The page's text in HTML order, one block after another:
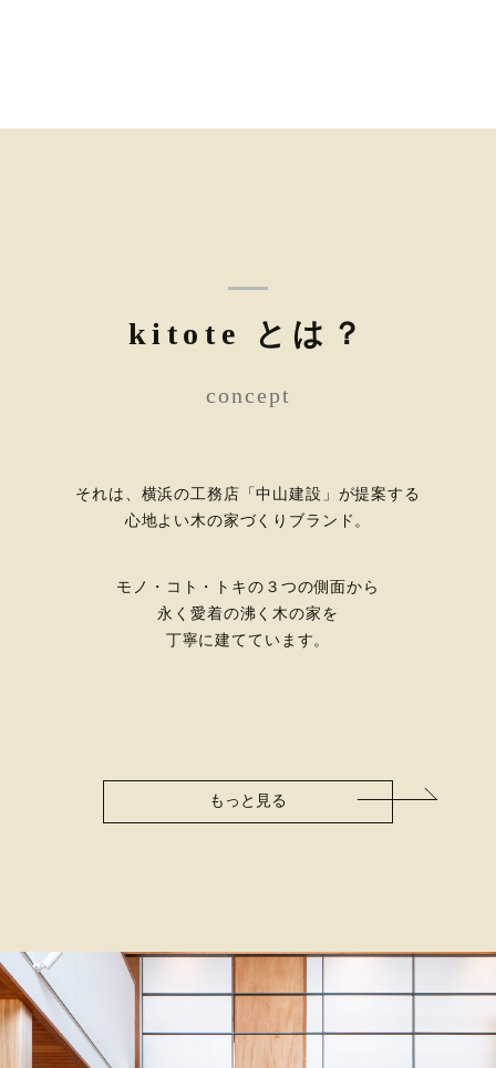
kitote とは？
concept
それは、横浜の工務店「中山建設」が提案する
心地よい木の家づくりブランド。
モノ・コト・トキの３つの側面から
永く愛着の沸く木の家を
丁寧に建てています。
もっと見る